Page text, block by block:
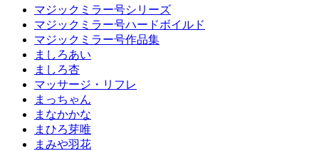
マジックミラー号シリーズ
マジックミラー号ハードボイルド
マジックミラー号作品集
ましろあい
ましろ杏
マッサージ・リフレ
まっちゃん
まなかかな
まひろ芽唯
まみや羽花